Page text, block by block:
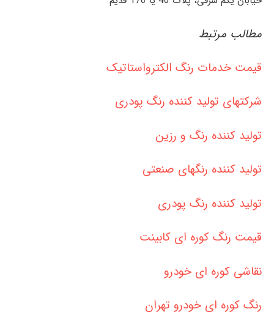
مطالب مرتبط
قیمت خدمات رنگ الکترواستاتیک
شرکتهای تولید کننده رنگ پودری
تولید کننده رنگ و رزین
تولید کننده رنگهای صنعتی
تولید کننده رنگ پودری
قیمت رنگ کوره ای کابینت
نقاشی کوره ای خودرو
رنگ کوره ای خودرو تهران